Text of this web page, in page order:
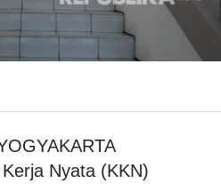
Nyata (KKN)